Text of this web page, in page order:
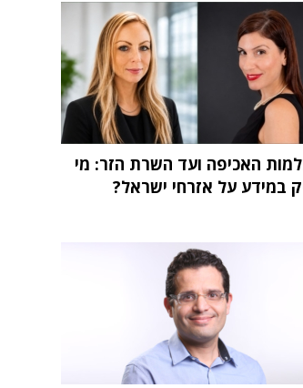
האכיפה ועד השרת הזר: מי
במידע על אזרחי ישראל?